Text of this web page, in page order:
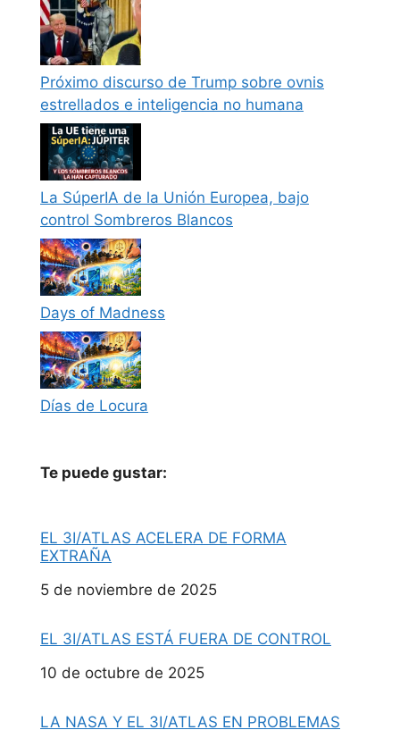
Próximo discurso de Trump sobre ovnis
estrellados e inteligencia no humana
La SúperIA de la Unión Europea, bajo
control Sombreros Blancos
Days of Madness
Días de Locura
Te puede gustar:
EL 3I/ATLAS ACELERA DE FORMA
EXTRAÑA
Fecha
5 de noviembre de 2025
EL 3I/ATLAS ESTÁ FUERA DE CONTROL
Fecha
10 de octubre de 2025
LA NASA Y EL 3I/ATLAS EN PROBLEMAS